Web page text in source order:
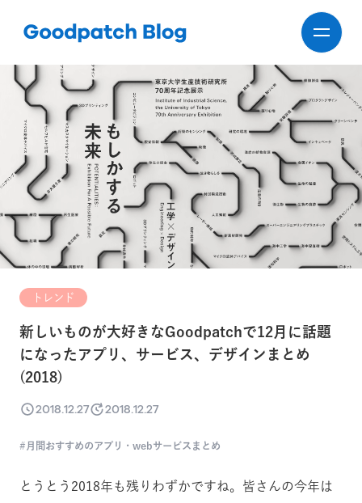
トレンド
新しいものが大好きなGoodpatchで12月に話題
になったアプリ、サービス、デザインまとめ
(2018)
2018.12.27 2018.12.27
月間おすすめのアプリ・webサービスまとめ
とうとう2018年も残りわずかですね。皆さんの今年は